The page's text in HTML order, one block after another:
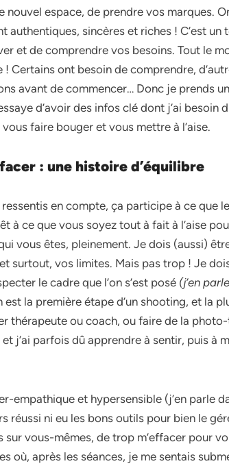
nouvel espace, de prendre vos marques.
authentiques, sincères et riches ! C’est un
et de comprendre vos besoins. Tout le
Certains ont besoin de comprendre,
avant de commencer… Donc je prends
d’avoir des infos clé dont j’ai besoin
faire bouger et vous mettre à l’aise.
: une histoire d’équilibre
en compte, ça participe à ce que
à ce que vous soyez tout à fait à l’aise
vous êtes, pleinement. Je dois (aussi)
surtout, vos limites. Mais pas trop ! Je
le cadre que l’on s’est posé (j’en
la première étape d’un shooting, et la
thérapeute ou coach, ou faire de la
j’ai parfois dû apprendre à sentir, puis à
empathique et hypersensible (j’en parle
réussi ni eu les bons outils pour bien le
vous-mêmes, de trop m’effacer pour
où, après les séances, je me sentais